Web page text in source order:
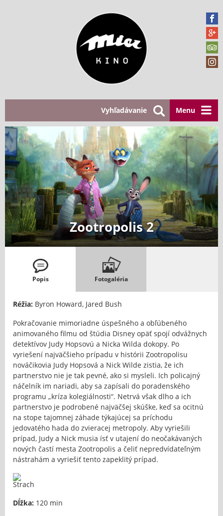
Menu
Vyhľadávanie
Zootropolis 2
Popis Fotogaléria
Réžia: Byron Howard, Jared Bush
Pokračovanie mimoriadne úspešného a obľúbeného
animovaného filmu od štúdia Disney opäť spojí odvážnych
detektívov Judy Hopsovú a Nicka Wilda dokopy. Po
vyriešení najväčšieho prípadu v histórii Zootropolisu
nováčikovia Judy Hopsová a Nick Wilde zistia, že ich
partnerstvo nie je tak pevné, ako si mysleli. Ich policajný
náčelník im nariadi, aby sa zapísali do poradenského
programu „kríza kolegiálnosti“. Netrvá však dlho a ich
partnerstvo je podrobené najväčšej skúške, keď sa ocitnú
na stope tajomnej záhade týkajúcej sa príchodu
jedovatého hada do zvieracej metropoly. Aby vyriešili
prípad, Judy a Nick musia ísť v utajení do neočakávaných
nových častí mesta Zootropolis a čeliť nepredvídateľným
nástrahám a vyriešiť tento zapeklitý prípad.
Dĺžka: 120 min